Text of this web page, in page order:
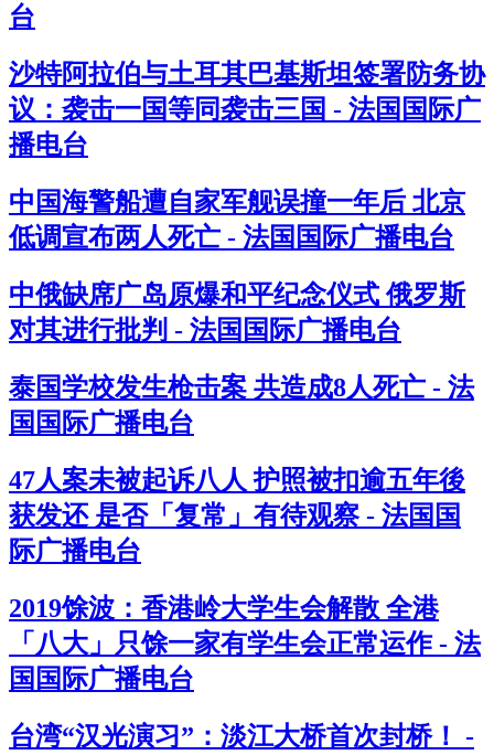
台
沙特阿拉伯与土耳其巴基斯坦签署防务协
议：袭击一国等同袭击三国 - 法国国际广
播电台
中国海警船遭自家军舰误撞一年后 北京
低调宣布两人死亡 - 法国国际广播电台
中俄缺席广岛原爆和平纪念仪式 俄罗斯
对其进行批判 - 法国国际广播电台
泰国学校发生枪击案 共造成8人死亡 - 法
国国际广播电台
47人案未被起诉八人 护照被扣逾五年後
获发还 是否「复常」有待观察 - 法国国
际广播电台
2019馀波：香港岭大学生会解散 全港
「八大」只馀一家有学生会正常运作 - 法
国国际广播电台
台湾“汉光演习”：淡江大桥首次封桥！ -